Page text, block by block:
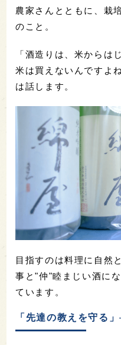
農家さんとともに、栽
のこと。
「酒造りは、米からは
米は買えないんですよ
は話します。
目指すのは料理に自然
事と"仲"睦まじい酒に
ています。
「先達の教えを守る